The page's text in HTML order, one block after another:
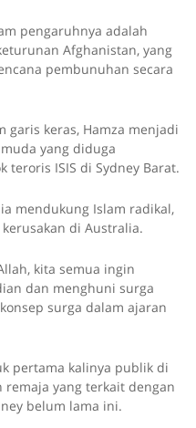
pengaruhnya adalah
Afghanistan, yang
pembunuhan secara
garis keras, Hamza menjadi
yang diduga
teroris ISIS di Sydney Barat.
mendukung Islam radikal,
di Australia.
kita semua ingin
dan menghuni surga
surga dalam ajaran
pertama kalinya publik di
yang terkait dengan
belum lama ini.